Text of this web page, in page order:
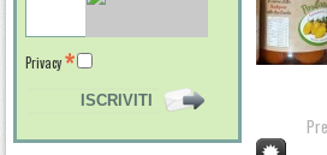
Privacy